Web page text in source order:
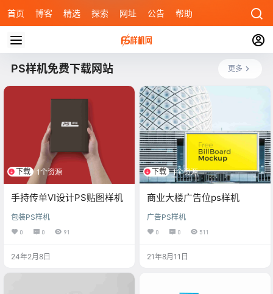
首页 博客 精选 探索 网址 公告 帮助
PS样机免费下载网站 更多
下载 1个资源
手持传单VI设计PS贴图样机
包装PS样机
0 0 91
24年2月8日
下载 1个资源
商业大楼广告位ps样机
广告PS样机
0 0 511
21年8月11日